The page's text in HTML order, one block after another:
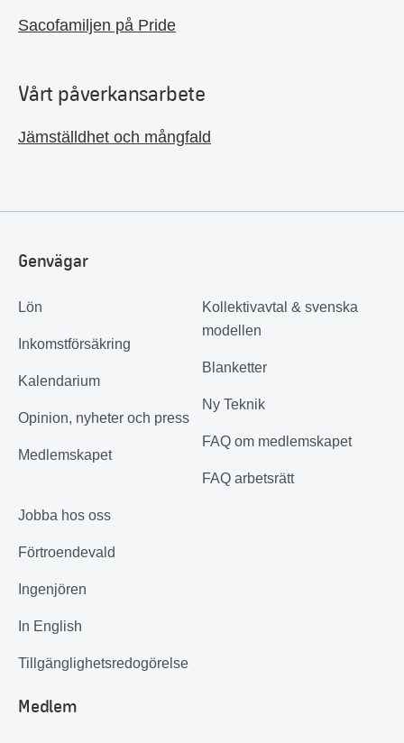
Sacofamiljen på Pride
Vårt påverkansarbete
Jämställdhet och mångfald
Genvägar
Lön
Inkomstförsäkring
Kalendarium
Opinion, nyheter och press
Medlemskapet
Kollektivavtal & svenska
modellen
Blanketter
Ny Teknik
FAQ om medlemskapet
FAQ arbetsrätt
Jobba hos oss
Förtroendevald
Ingenjören
In English
Tillgänglighetsredogörelse
Medlem